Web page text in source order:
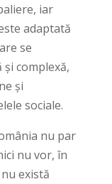
iar
adaptată
se
complexă,
și
sociale.
nu par
nu vor, în
există